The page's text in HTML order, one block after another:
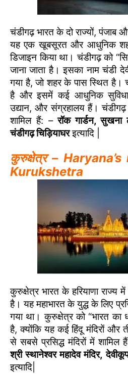
चंडीगढ़ भारत के दो राज्यों, पंजाब
यह एक खूबसूरत और आधुनिक
डिजाइन किया था। चंडीगढ़ को
जाना जाता है। इसका नाम चंडी
गया है, जो शहर के पास स्थित है।
है और इसमें कई आधुनिक
उद्यान, और संग्रहालय हैं।
शामिल हैं: –रॉक गार्डन, सुखना
चंडीगढ़ चिड़ियाघरइत्यादि |
कुरुक्षेत्र –
Kurukshetra
कुरुक्षेत्र भारत के हरियाणा राज्य
है। यह महाभारत के युद्ध के लिए
गया था। कुरुक्षेत्र को “भारत का
है, क्योंकि यह कई हिंदू मंदिरों और
से सबसे प्रसिद्ध मंदिरों में शामिल
श्री स्थानेश्वर महादेव मंदिर,
इत्यादि|